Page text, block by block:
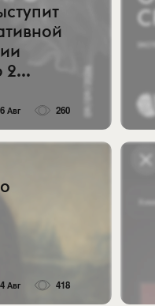
2...
6 Авг 260
4 Авг 418